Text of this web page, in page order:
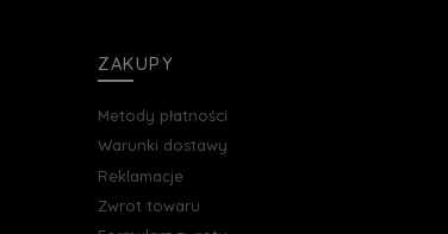
ZAKUPY
Metody płatności
Warunki dostawy
Reklamacje
Zwrot towaru